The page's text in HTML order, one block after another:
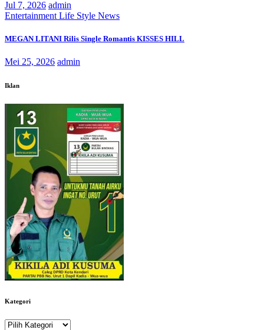
Jul 7, 2026 admin
Entertainment Life Style News
MEGAN LITANI Rilis Single Romantis KISSES HILL
Mei 25, 2026 admin
Iklan
Kategori
Kategori